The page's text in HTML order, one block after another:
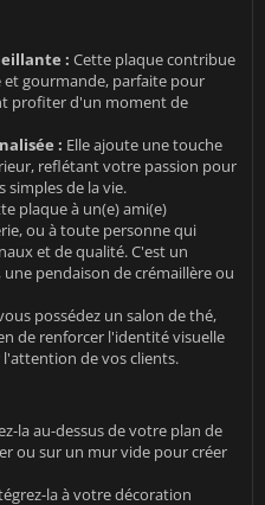
: Cette plaque contribue
gourmande, parfaite pour
profiter d'un moment de
: Elle ajoute une touche
reflétant votre passion pour
simples de la vie.
plaque à un(e) ami(e)
ou à toute personne qui
et de qualité. C'est un
pendaison de crémaillère ou
possédez un salon de thé,
de renforcer l'identité visuelle
de vos clients.
la au-dessus de votre plan de
ou sur un mur vide pour créer
la à votre décoration